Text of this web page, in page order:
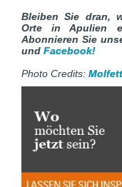
Bleiben Sie dran,
Orte in Apulien
Abonnieren Sie
und Facebook!
Photo Credits: